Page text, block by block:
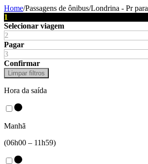
Home/Passagens de ônibus/Londrina - Prpara
1
Selecionar viagem
2
Pagar
3
Confirmar
Limpar filtros
Hora da saída
Manhã
(06h00 – 11h59)